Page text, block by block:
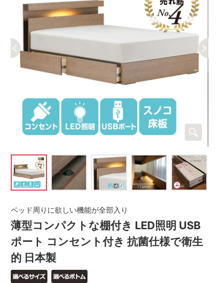
薄型コンパクトな棚付き LED照明 USB
ポート コンセント付き 抗菌仕様で衛生
的 日本製
ベッド周りに欲しい機能が全部入り